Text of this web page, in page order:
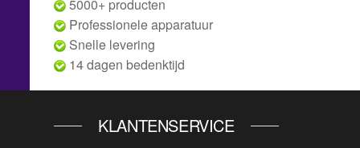
5000+ producten
Professionele apparatuur
Snelle levering
14 dagen bedenktijd
KLANTENSERVICE